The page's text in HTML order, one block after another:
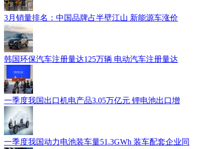
3月销量排名：中国品牌占半壁江山 新能源车涨价
韩国环保汽车注册量达125万辆 电动汽车注册量达
一季度我国出口机电产品3.05万亿元 锂电池出口增
一季度我国动力电池装车量51.3GWh 装车配套企业同